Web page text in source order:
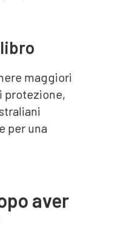
maggiori
protezione,
per una
aver